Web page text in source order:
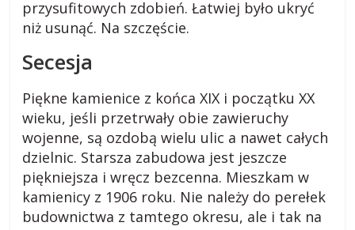
k
p
przysufitowych zdobień. Łatwiej było ukryć
niż usunąć. Na szczęście.
Secesja
Piękne kamienice z końca XIX i początku XX
wieku, jeśli przetrwały obie zawieruchy
wojenne, są ozdobą wielu ulic a nawet całych
dzielnic. Starsza zabudowa jest jeszcze
piękniejsza i wręcz bezcenna. Mieszkam w
kamienicy z 1906 roku. Nie należy do perełek
budownictwa z tamtego okresu, ale i tak na